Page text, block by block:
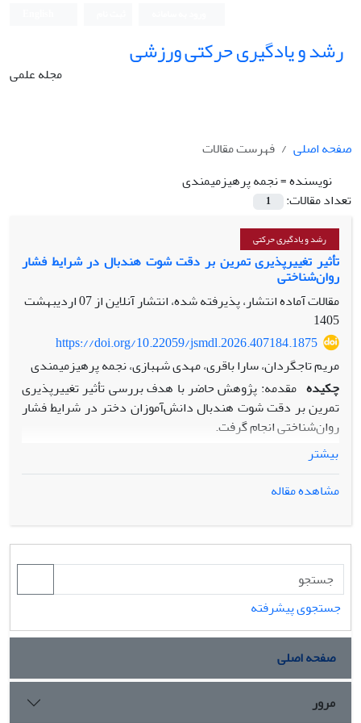
رشد و یادگیری حرکتی ورزشی
مجله علمی
صفحه اصلی
فهرست مقالات
نویسنده =نجمه پرهیزمیمندی
تعداد مقالات:
1
رشد و یادگیری حرکتی
تأثیر تغییرپذیری تمرین بر دقت شوت هندبال در شرایط فشار
روان‌شناختی
مقالات آماده انتشار، پذیرفته شده، انتشار آنلاین از
07 اردیبهشت
1405
https://doi.org/10.22059/jsmdl.2026.407184.1875
مریم تاجگردان، سارا باقری، مهدی شهبازی، نجمه پرهیزمیمندی
چکیده مقدمه: پژوهش حاضر با هدف بررسی تأثیر تغییرپذیری
تمرین بر دقت شوت هندبال دانش‌آموزان دختر در شرایط فشار
روان‌شناختی انجام گرفت.
(13-15 ساله)، در سه گروه تمرینی تصادفی، تصادفی افزایشی و
شرکت‌کننده‌ها در چهار مرحله: پیش‌آزمون، یادداری فوری،
یادداری تأخیری و انتقال شرکت‌کردند و دقت شوت آن‌ها ثبت
شد. داده‌ها با استفاده از تحلیل واریانس آمیخته و تحلیل واریانس
با اندازه‌گیری‌های مکرر تجزیه و تحلیل شدند.
P ،19/50= (43و3)F) و هم اثر اصلی نوع تمرین (34/0=
معنی‌دار مرحله × گروه (28/0= η2p،001/0= P ،89/8= (88و6)F)
پردازش متفاوت الگوی عملکرد را بین گروه‌ها نشان داد. در هر
سه گروه، عملکرد پس از پیش‌آزمون به‌طور معنی‌‌دار در مراحل
بیشتر
مشاهده مقاله
جستجوی پیشرفته
صفحه اصلی
مرور